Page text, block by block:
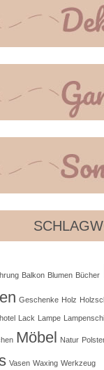
Balkon Blumen Bücher
Geschenke Holz
Lack Lampe
Möbel Natur
Vasen Waxing Werkzeug